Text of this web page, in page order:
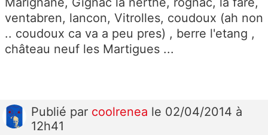
ventabren, lancon, Vitrolles, coudoux (ah non
.. coudoux ca va a peu pres) , berre l'etang ,
château neuf les Martigues ...
Publié par coolrenea le 02/04/2014 à
12h41